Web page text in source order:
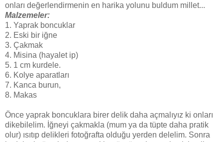
onları değerlendirmenin en harika yolunu buldum millet...
Malzemeler:
1. Yaprak boncuklar
2. Eski bir iğne
3. Çakmak
4. Misina (hayalet ip)
5. 1 cm kurdele.
6. Kolye aparatları
7. Kanca burun,
8. Makas
Önce yaprak boncuklara birer delik daha açmalıyız ki onları
dikebilelim. İğneyi çakmakla (mum ya da tüpte daha pratik
olur) ısıtıp delikleri fotoğrafta olduğu yerden delelim. Sonra